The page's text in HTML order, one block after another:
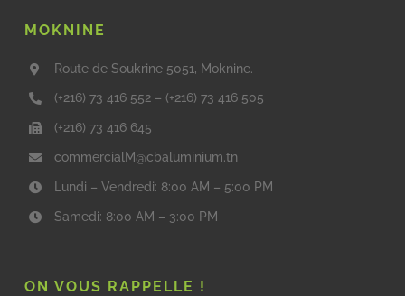
MOKNINE
Route de Soukrine 5051, Moknine.
(+216) 73 416 552 – (+216) 73 416 505
(+216) 73 416 645
commercialM@cbaluminium.tn
Lundi – Vendredi: 8:00 AM – 5:00 PM
Samedi: 8:00 AM – 3:00 PM
ON VOUS RAPPELLE !